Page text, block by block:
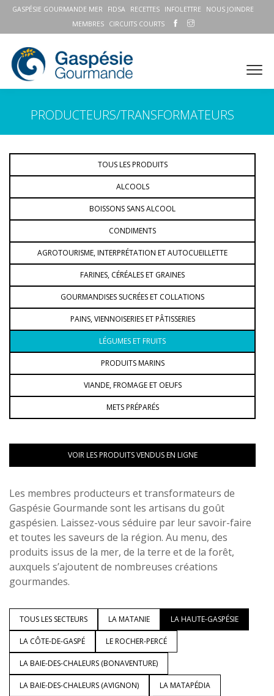
GASPÉSIE GOURMANDE MER FIDSA RECETTES INFOLETTRE
NOUS JOINDRE
MEMBRES
CIRCUITS COURTS
PRODUCTEURS/TRANSFORMATEURS
TOUS LES PRODUITS
ALCOOLS
BOISSONS SANS ALCOOL
CONDIMENTS
AGROTOURISME, INTERPRÉTATION ET AUTOCUEILLETTE
FARINES, CÉRÉALES ET GRAINES
GOURMANDISES SUCRÉES ET COLLATIONS
PAINS, VIENNOISERIES ET PÂTISSERIES
LÉGUMES ET FRUITS
PRODUITS MARINS
VIANDE, FROMAGE ET OEUFS
METS PRÉPARÉS
VOIR LES PRODUITS VENDUS EN LIGNE
Les membres producteurs et transformateurs de
Gaspésie Gourmande sont les artisans du goût
gaspésien. Laissez-vous séduire par leur savoir-faire
et toutes les saveurs de la région. Au menu, des
produits issus de la mer, de la terre et de la forêt,
auxquels s’ajoutent de nombreuses créations
gourmandes.
TOUS LES SECTEURS LA MATANIE LA HAUTE-GASPÉSIE
LA CÔTE-DE-GASPÉ LE ROCHER-PERCÉ
LA BAIE-DES-CHALEURS (BONAVENTURE)
LA BAIE-DES-CHALEURS (AVIGNON) LA MATAPÉDIA